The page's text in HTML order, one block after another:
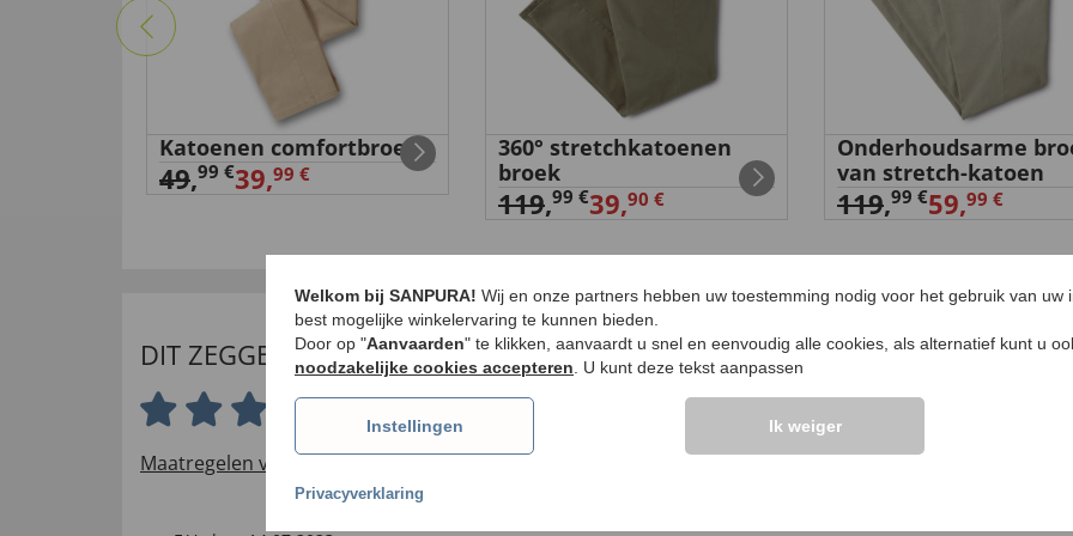
Katoenen comfortbroek
49,99 €39,99 €
360° stretchkatoenen
broek
119,99 €39,90 €
Onderhoudsarme
van stretch-katoen
119,99 €59,99 €
DIT ZEGGEN ONZE KLANTEN
Maatregelen voor het verifiëren van beoordelingen >>
UW
Welkom bij SANPURA! Wij en onze partners hebben uw toestemming nodig voor het gebruik van uw
best mogelijke winkelervaring te kunnen bieden.
Door op "Aanvaarden" te klikken, aanvaardt u snel en eenvoudig alle cookies, als alternatief kunt u
noodzakelijke cookies accepteren . U kunt deze tekst aanpassen
Instellingen Ik weiger
Privacyverklaring